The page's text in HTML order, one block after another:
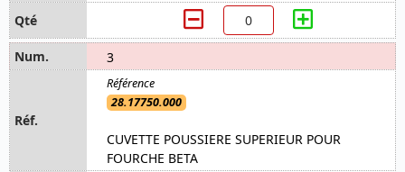
3
28.17750.000
CUVETTE POUSSIERE SUPERIEUR POUR
FOURCHE BETA